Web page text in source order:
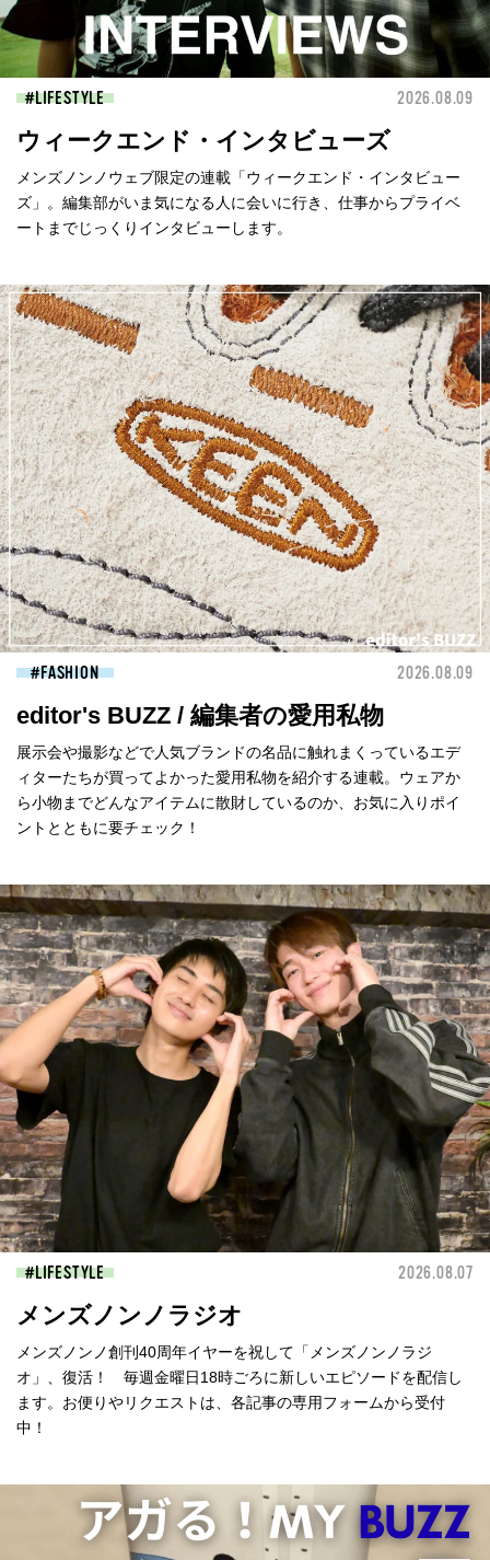
LIFESTYLE 2026.08.09
ウィークエンド・インタビューズ
メンズノンノウェブ限定の連載「ウィークエンド・インタビュー
ズ」。編集部がいま気になる人に会いに行き、仕事からプライベ
ートまでじっくりインタビューします。
FASHION 2026.08.09
editor's BUZZ / 編集者の愛用私物
展示会や撮影などで人気ブランドの名品に触れまくっているエデ
ィターたちが買ってよかった愛用私物を紹介する連載。ウェアか
ら小物までどんなアイテムに散財しているのか、お気に入りポイ
ントとともに要チェック！
LIFESTYLE 2026.08.07
メンズノンノラジオ
メンズノンノ創刊40周年イヤーを祝して「メンズノンノラジ
オ」、復活！ 毎週金曜日18時ごろに新しいエピソードを配信し
ます。お便りやリクエストは、各記事の専用フォームから受付
中！